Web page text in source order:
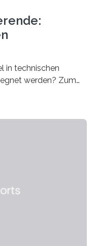
in technischen
werden? Zum
Hochschule für
Euro über vier